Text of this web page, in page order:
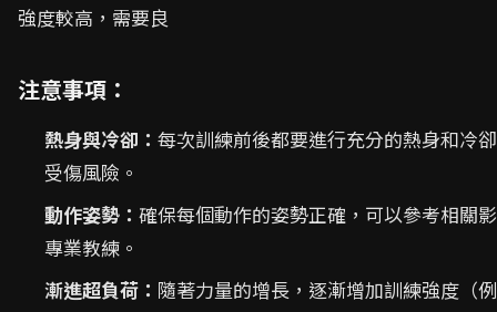
強度較高，需要良
注意事項：
熱身與冷卻： 每次訓練前後都要進行充分的熱身和冷
受傷風險。
動作姿勢： 確保每個動作的姿勢正確，可以參考相關
專業教練。
漸進超負荷： 隨著力量的增長，逐漸增加訓練強度（